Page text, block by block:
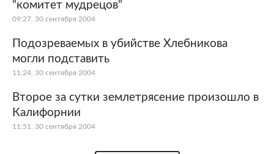
"комитет мудрецов"
09:27, 30 сентября 2004
Подозреваемых в убийстве Хлебникова
могли подставить
11:24, 30 сентября 2004
Второе за сутки землетрясение произошло в
Калифорнии
11:51, 30 сентября 2004